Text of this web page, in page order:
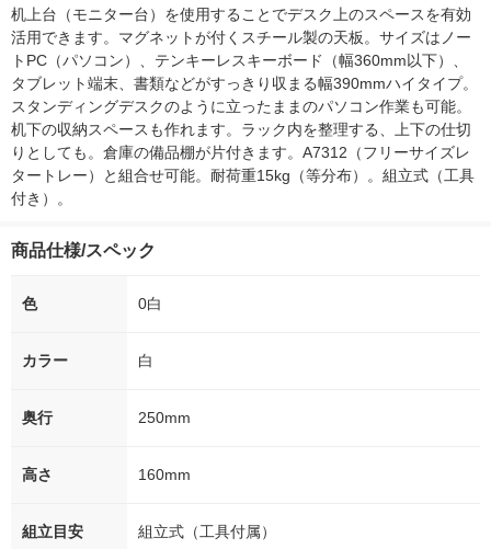
机上台（モニター台）を使用することでデスク上のスペースを有効
活用できます。マグネットが付くスチール製の天板。サイズはノー
トPC（パソコン）、テンキーレスキーボード（幅360mm以下）、
タブレット端末、書類などがすっきり収まる幅390mmハイタイプ。
スタンディングデスクのように立ったままのパソコン作業も可能。
机下の収納スペースも作れます。ラック内を整理する、上下の仕切
りとしても。倉庫の備品棚が片付きます。A7312（フリーサイズレ
タートレー）と組合せ可能。耐荷重15kg（等分布）。組立式（工具
付き）。
商品仕様/スペック
色 0白
カラー 白
奥行 250mm
高さ 160mm
組立目安 組立式（工具付属）